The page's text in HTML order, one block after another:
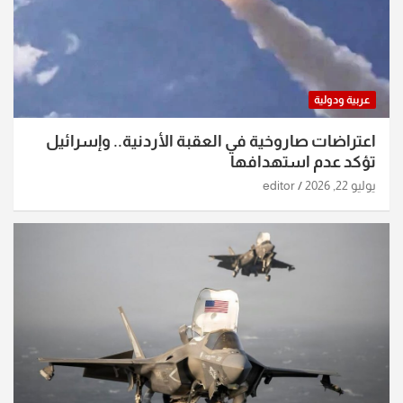
عربية ودولية
اعتراضات صاروخية في العقبة الأردنية.. وإسرائيل
تؤكد عدم استهدافها
يوليو 22, 2026 editor